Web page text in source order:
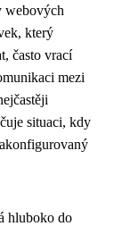
webových
který
často vrací
mezi
situaci, kdy
hluboko do